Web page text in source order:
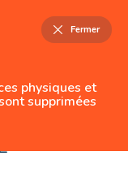
physiques et
supprimées
Fermer